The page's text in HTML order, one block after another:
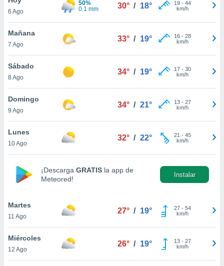
en
más
nuestra
de
aceptar
de
sitio
En
6 Ago
50%
0.1 mm
30° / 18° 19- 44
km/h
Mañana
7 Ago
33° / 19° 16- 28
km/h
Sábado
8 Ago
34° / 19° 17- 30
km/h
Domingo
9 Ago
34° / 21° 13- 27
km/h
Lunes
10 Ago
32° / 22° 21 - 45
km/h
¡Descarga GRATIS la app de
Meteored!
Instalar
Martes
11 Ago
27° / 19° 27- 54
km/h
Miércoles
12 Ago
26° / 19° 13- 27
km/h